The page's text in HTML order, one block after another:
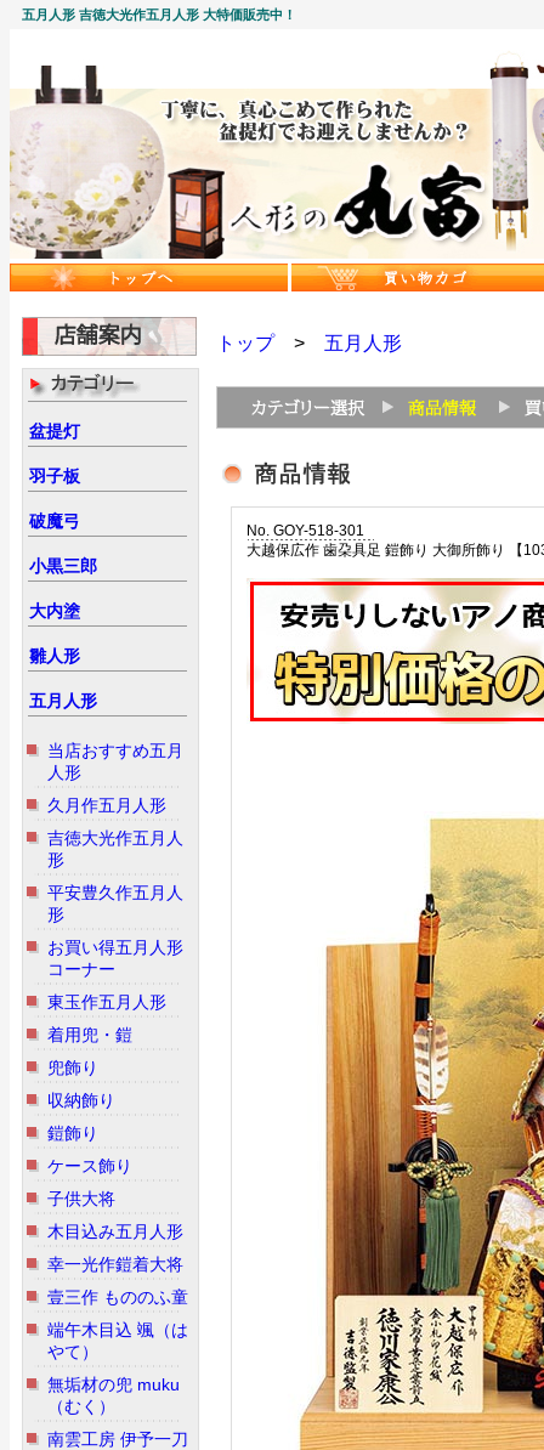
五月人形 吉徳大光作五月人形 大特価販売中！
盆提灯
羽子板
破魔弓
小黒三郎
大内塗
雛人形
五月人形
当店おすすめ五月
人形
久月作五月人形
吉徳大光作五月人
形
平安豊久作五月人
形
お買い得五月人形
コーナー
東玉作五月人形
着用兜・鎧
兜飾り
収納飾り
鎧飾り
ケース飾り
子供大将
木目込み五月人形
幸一光作鎧着大将
壹三作 もののふ童
端午木目込 颯（は
やて）
無垢材の兜 muku
（むく）
南雲工房 伊予一刀
トップ> 五月人形
No. GOY-518-301
大越保広作 歯朶具足 鎧飾り 大御所飾り 【